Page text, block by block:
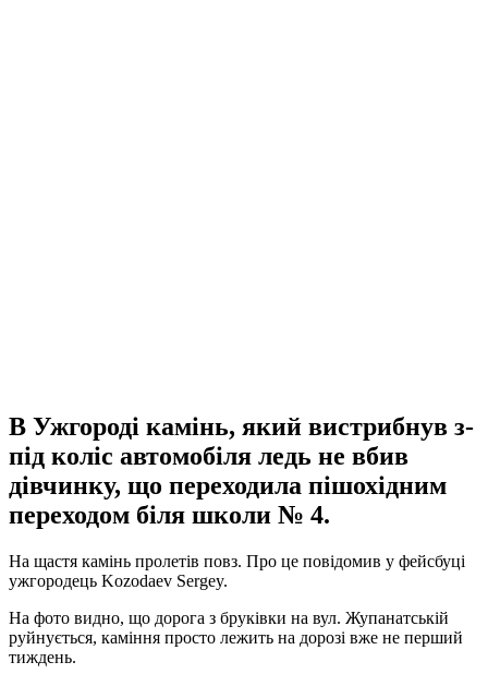
В Ужгороді камінь, який вистрибнув з-
під коліс автомобіля ледь не вбив
дівчинку, що переходила пішохідним
переходом біля школи № 4.
На щастя камінь пролетів повз. Про це повідомив у фейсбуці
ужгородець Kozodaev Sergey.
На фото видно, що дорога з бруківки на вул. Жупанатській
руйнується, каміння просто лежить на дорозі вже не перший
тиждень.